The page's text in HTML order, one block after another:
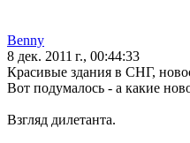
Benny
8 дек. 2011 г., 00:44:33
Красивые здания в СНГ,
Вот подумалось - а какие
Взгляд дилетанта.